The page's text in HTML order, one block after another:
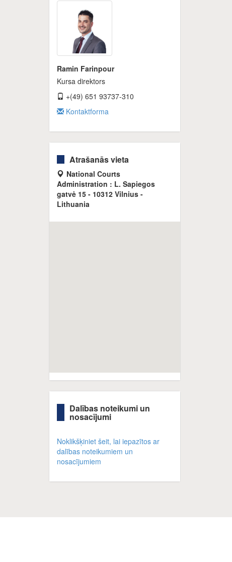
Ramin Farinpour
Kursa direktors
+(49) 651 93737-310
Kontaktforma
Atrašanās vieta
National Courts
Administration : L. Sapiegos
gatvė 15 - 10312 Vilnius -
Lithuania
Dalības noteikumi un
nosacījumi
Noklikšķiniet šeit, lai iepazītos ar
dalības noteikumiem un
nosacījumiem